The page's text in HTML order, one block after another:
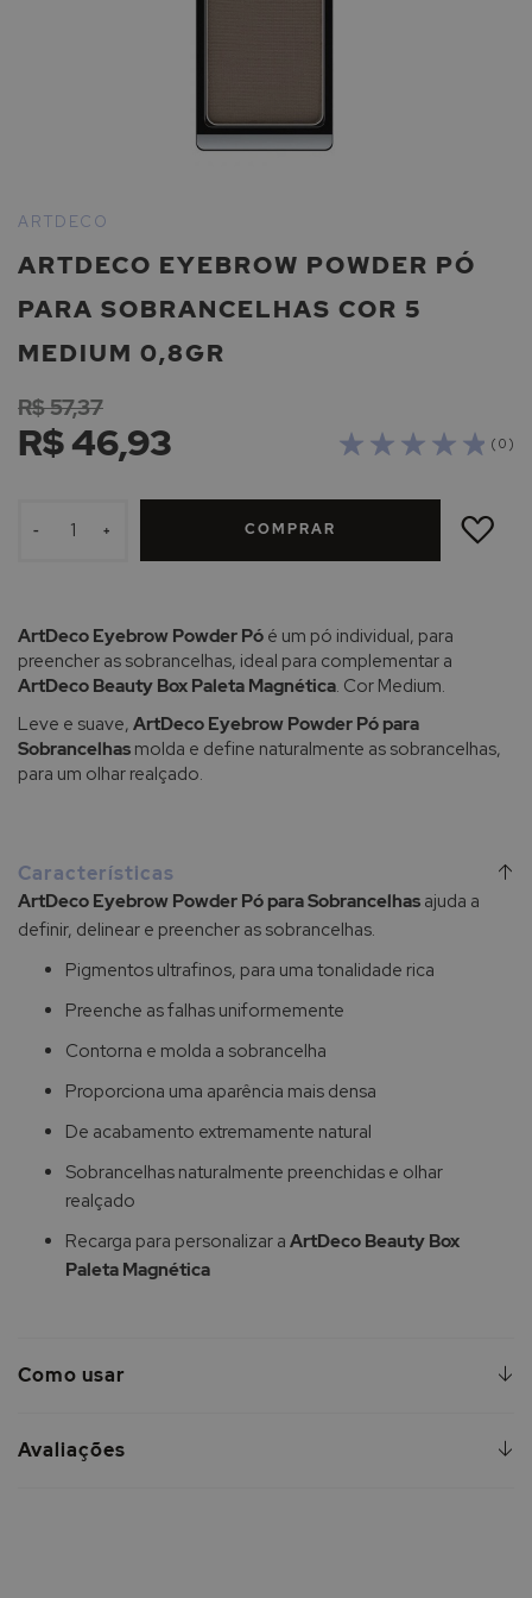
para
início
Galeria
de
imagens
ARTDECO EYEBROW POWDER PÓ
PARA SOBRANCELHAS COR 5
MEDIUM 0,8GR
ARTDECO
( 0 )
R$ 46,93
R$ 57,37
- + COMPRAR
ADICIONAR
LISTA
ArtDeco Eyebrow Powder Pó é um pó individual, para
preencher as sobrancelhas, ideal para complementar a
ArtDeco Beauty Box Paleta Magnética. Cor Medium.
Leve e suave, ArtDeco Eyebrow Powder Pó para
Sobrancelhas molda e define naturalmente as sobrancelhas,
para um olhar realçado.
Características
ArtDeco Eyebrow Powder Pó para Sobrancelhas ajuda a
definir, delinear e preencher as sobrancelhas.
Pigmentos ultrafinos, para uma tonalidade rica
Preenche as falhas uniformemente
Contorna e molda a sobrancelha
Proporciona uma aparência mais densa
De acabamento extremamente natural
Sobrancelhas naturalmente preenchidas e olhar
realçado
Recarga para personalizar a ArtDeco Beauty Box
Paleta Magnética
Como usar
Avaliações